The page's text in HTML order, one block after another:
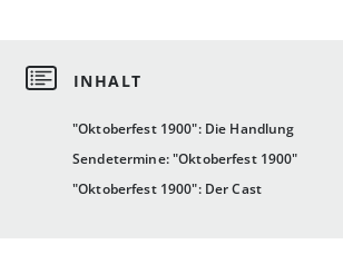
"Oktoberfest 1900": Die Handlung
Sendetermine: "Oktoberfest 1900"
"Oktoberfest 1900": Der Cast